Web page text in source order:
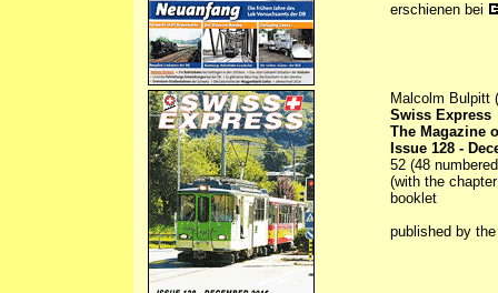
erschienen bei
Malcolm Bulpitt
Swiss Express
The Magazine
Issue 128 -
52 (48
(with the
booklet
published by